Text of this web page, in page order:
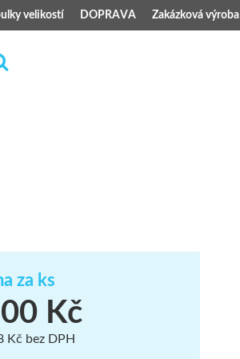
velikostí DOPRAVA Zakázková výroba
za ks
Kč
Kč bez DPH